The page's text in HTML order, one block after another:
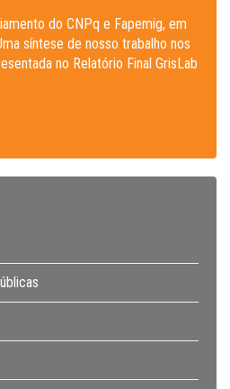
do CNPq e Fapemig, em
síntese de nosso trabalho nos
no Relatório Final GrisLab